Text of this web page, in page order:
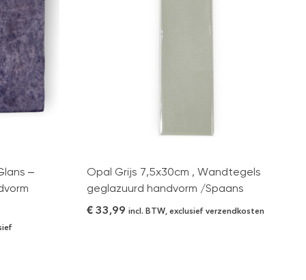
–
Opal Grijs 7,5x30cm , Wandtegels
geglazuurd handvorm /Spaans
€ 33,99 incl. BTW, exclusief verzendkosten